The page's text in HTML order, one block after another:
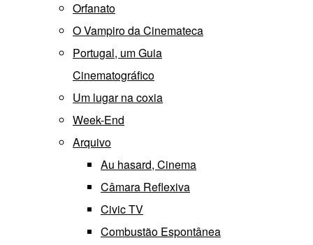
Orfanato
O Vampiro da Cinemateca
Portugal, um Guia
Cinematográfico
Um lugar na coxia
Week-End
Arquivo
Au hasard, Cinema
Câmara Reflexiva
Civic TV
Combustão Espontânea